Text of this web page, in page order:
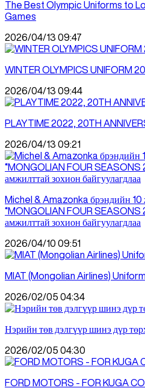
The Best Olympic Uniforms to
Games
2026/04/13 09:47
WINTER OLYMPICS UNIFORM
2026/04/13 09:44
PLAYTIME 2022, 20TH
2026/04/13 09:21
Michel & Amazonka брэндийн 10
“MONGOLIAN FOUR SEASONS
амжилттай зохион байгуулагдлаа
2026/04/10 09:51
MIAT (Mongolian Airlines) Uniform
2026/02/05 04:34
Нэрийн төв дэлгүүр шинэ дүр
2026/02/05 04:30
FORD MOTORS - FOR KUGA